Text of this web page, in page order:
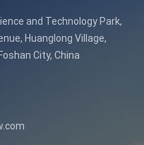
and Technology Park,
Huanglong Village,
City, China